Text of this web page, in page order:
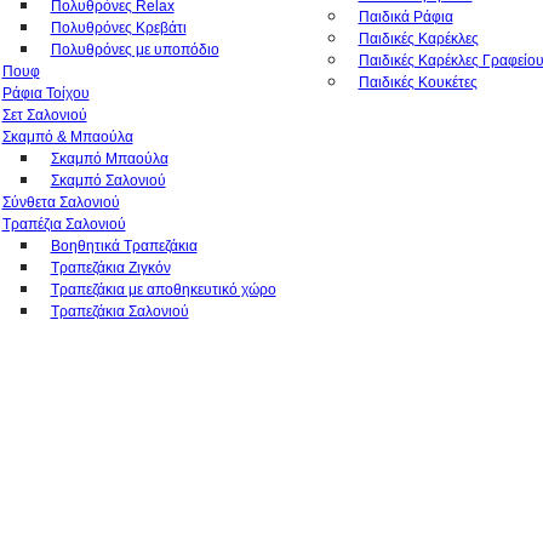
Πολυθρόνες Relax
Πολυθρόνες Κρεβάτι
Πολυθρόνες με υποπόδιο
Πουφ
Ράφια Τοίχου
Σετ Σαλονιού
Σκαμπό & Μπαούλα
Σκαμπό Μπαούλα
Σκαμπό Σαλονιού
Σύνθετα Σαλονιού
Τραπέζια Σαλονιού
Βοηθητικά Τραπεζάκια
Τραπεζάκια Ζιγκόν
Τραπεζάκια με αποθηκευτικό χώρο
Τραπεζάκια Σαλονιού
Παιδικά Ράφια
Παιδικές Καρέκλες
Παιδικές Καρέκλες Γραφείου
Παιδικές Κουκέτες